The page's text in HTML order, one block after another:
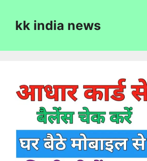
contentkk india news